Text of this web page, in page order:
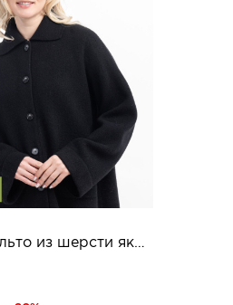
Вязаное пальто из шерсти яка Кетлин